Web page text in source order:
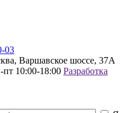
03
Варшавское шоссе, 37А
10:00-18:00 Разработка